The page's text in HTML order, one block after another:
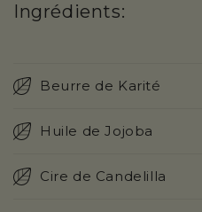
Ingrédients:
Beurre de Karité
Huile de Jojoba
Cire de Candelilla